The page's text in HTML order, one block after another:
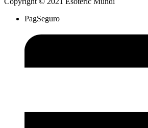
PagSeguro